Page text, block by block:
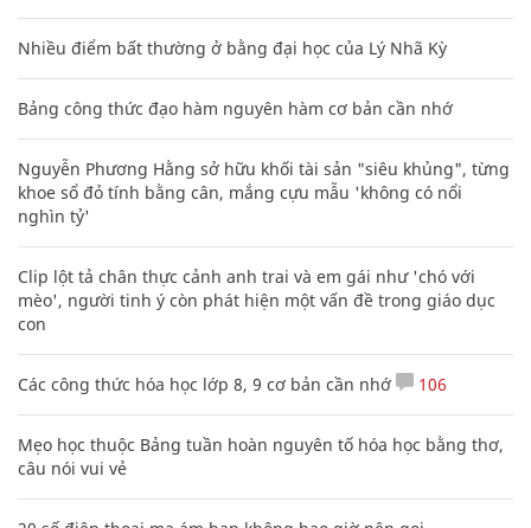
Nhiều điểm bất thường ở bằng đại học của Lý Nhã Kỳ
Bảng công thức đạo hàm nguyên hàm cơ bản cần nhớ
Nguyễn Phương Hằng sở hữu khối tài sản "siêu khủng", từng
khoe sổ đỏ tính bằng cân, mắng cựu mẫu 'không có nổi
nghìn tỷ'
Clip lột tả chân thực cảnh anh trai và em gái như 'chó với
mèo', người tinh ý còn phát hiện một vấn đề trong giáo dục
con
Các công thức hóa học lớp 8, 9 cơ bản cần nhớ 106
Mẹo học thuộc Bảng tuần hoàn nguyên tố hóa học bằng thơ,
câu nói vui vẻ